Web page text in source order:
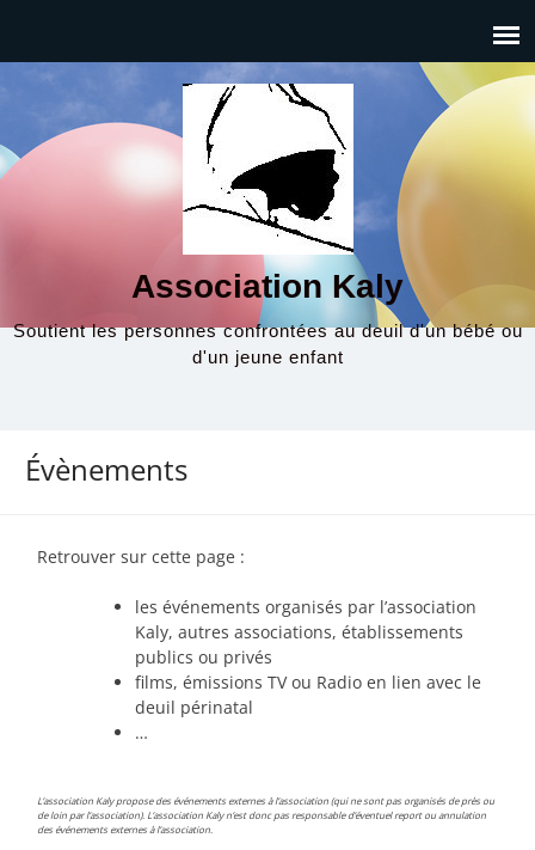
Association Kaly
Soutient les personnes confrontées au deuil d'un bébé ou
d'un jeune enfant
Évènements
Retrouver sur cette page :
les événements organisés par l’association
Kaly, autres associations, établissements
publics ou privés
films, émissions TV ou Radio en lien avec le
deuil périnatal
…
L’association Kaly propose des événements externes à l’association (qui ne sont pas organisés de près ou
de loin par l’association). L’association Kaly n’est donc pas responsable d’éventuel report ou annulation
des événements externes à l’association.
00:00
04:00